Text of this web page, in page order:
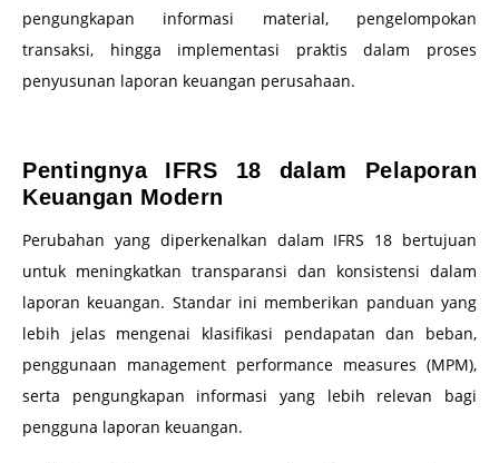
pengungkapan informasi material, pengelompokan
transaksi, hingga implementasi praktis dalam proses
penyusunan laporan keuangan perusahaan.
Pentingnya IFRS 18 dalam Pelaporan
Keuangan Modern
Perubahan yang diperkenalkan dalam IFRS 18 bertujuan
untuk meningkatkan transparansi dan konsistensi dalam
laporan keuangan. Standar ini memberikan panduan yang
lebih jelas mengenai klasifikasi pendapatan dan beban,
penggunaan management performance measures (MPM),
serta pengungkapan informasi yang lebih relevan bagi
pengguna laporan keuangan.